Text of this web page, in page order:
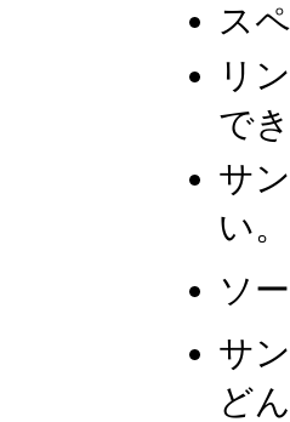
ス
リ
で
サ
い。
ソ
サ
ど